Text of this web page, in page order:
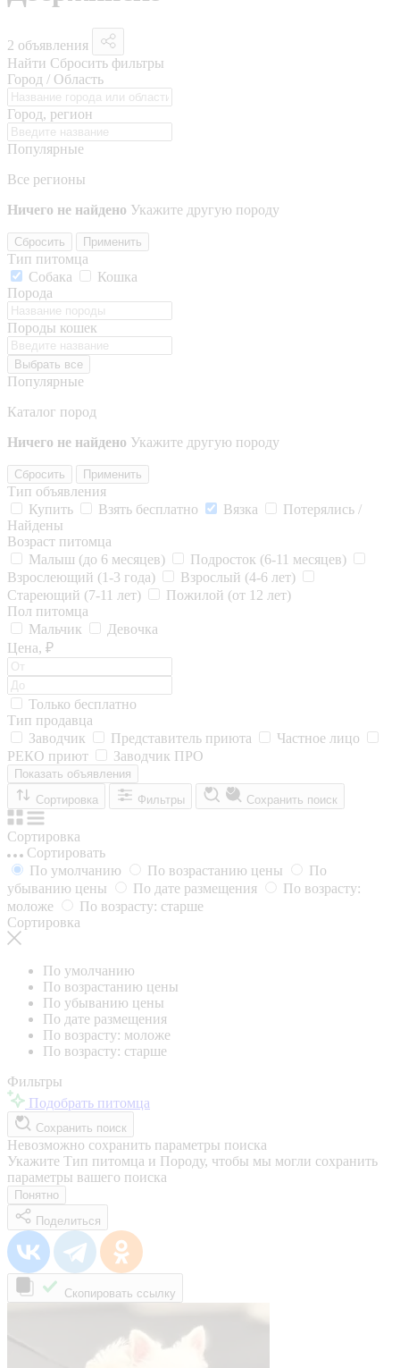
2 объявления
Найти Сбросить фильтры
Город / Область
Город, регион
Популярные
Все регионы
Ничего не найдено Укажите другую породу
Сбросить Применить
Тип питомца
Собака
Кошка
Порода
Породы кошек
Выбрать все
Популярные
Каталог пород
Ничего не найдено Укажите другую породу
Сбросить Применить
Тип объявления
Купить
Взять бесплатно Вязка
Потерялись /
Найдены
Возраст питомца
Малыш (до 6 месяцев)
Подросток (6-11 месяцев)
Взрослеющий (1-3 года)
Взрослый (4-6 лет)
Стареющий (7-11 лет)
Пожилой (от 12 лет)
Пол питомца
Мальчик
Девочка
Цена, ₽
Только бесплатно
Тип продавца
Заводчик
Представитель приюта
Частное лицо
РЕКО приют
Заводчик ПРО
Показать объявления
Сортировка
Фильтры Сохранить поиск
Сортировка
Сортировать
По умолчанию
По возрастанию цены
По
убыванию цены
По дате размещения
По возрасту:
моложе
По возрасту: старше
Сортировка
По умолчанию
По возрастанию цены
По убыванию цены
По дате размещения
По возрасту: моложе
По возрасту: старше
Фильтры
Подобрать питомца
Сохранить поиск
Невозможно сохранить параметры поиска
Укажите Тип питомца и Породу, чтобы мы могли сохранить
параметры вашего поиска
Понятно
Поделиться
Скопировать ссылку